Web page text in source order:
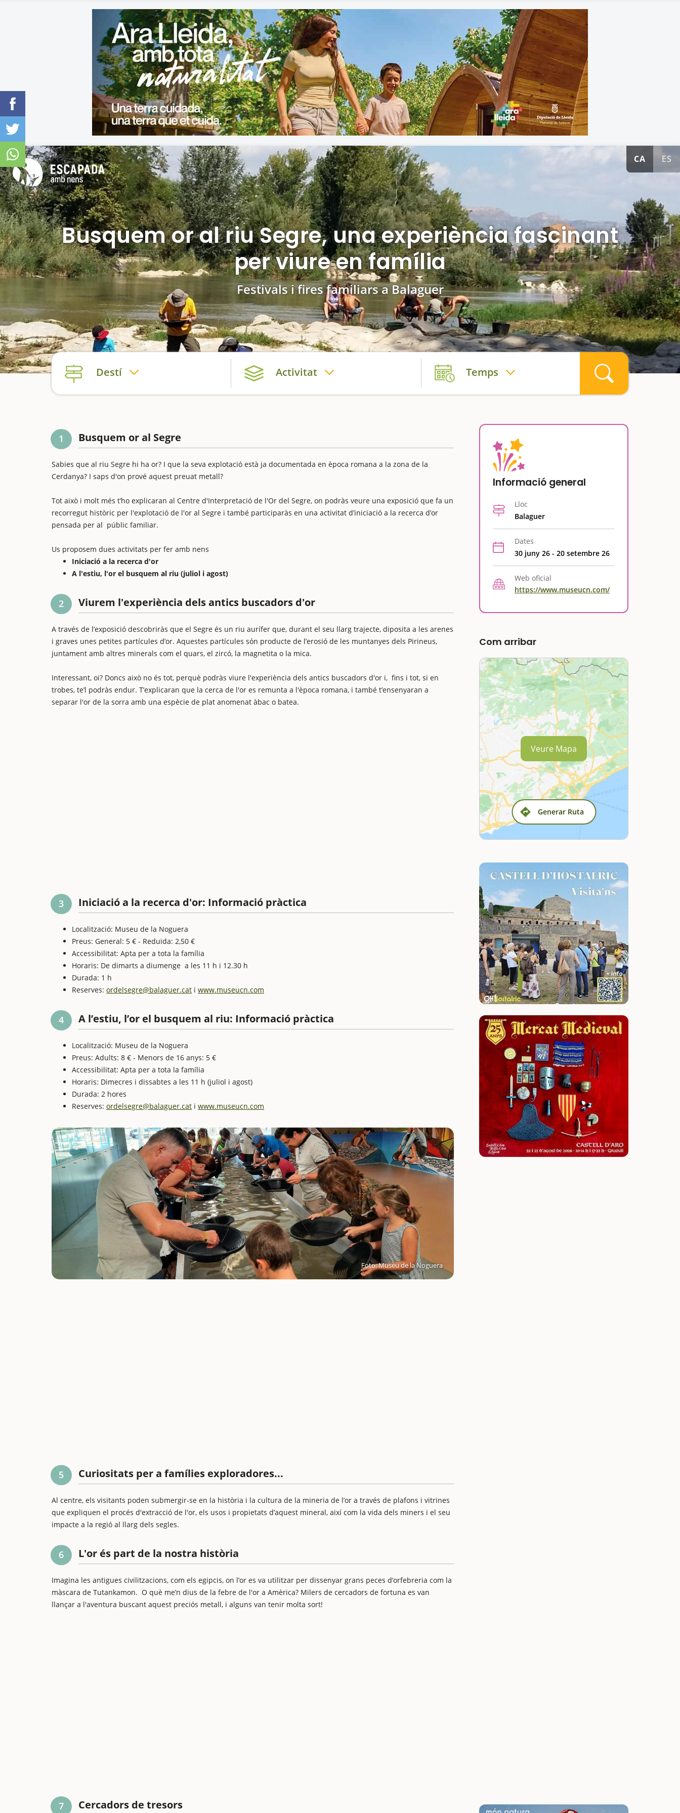
CA ES
Busquem or al riu Segre, una experiència fascinant
per viure en família
Festivals i fires familiars a Balaguer
Destí Activitat Temps
1 Busquem or al Segre
Sabies que al riu Segre hi ha or? I que la seva explotació està ja documentada en època romana a la zona de la
Cerdanya? I saps d'on prové aquest preuat metall?
Tot això i molt més t’ho explicaran al Centre d'Interpretació de l'Or del Segre, on podràs veure una exposició que fa un
recorregut històric per l'explotació de l'or al Segre i també participaràs en una activitat d’iniciació a la recerca d’or
pensada per al públic familiar.
Us proposem dues activitats per fer amb nens
Iniciació a la recerca d'or
A l'estiu, l'or el busquem al riu (juliol i agost)
2 Viurem l'experiència dels antics buscadors d'or
A través de l’exposició descobriràs que el Segre és un riu aurífer que, durant el seu llarg trajecte, diposita a les arenes
i graves unes petites partícules d’or. Aquestes partícules són producte de l’erosió de les muntanyes dels Pirineus,
juntament amb altres minerals com el quars, el zircó, la magnetita o la mica.
Interessant, oi? Doncs això no és tot, perquè podràs viure l'experiència dels antics buscadors d'or i, fins i tot, si en
trobes, te’l podràs endur. T’explicaran que la cerca de l'or es remunta a l'època romana, i també t’ensenyaran a
separar l'or de la sorra amb una espècie de plat anomenat àbac o batea.
3 Iniciació a la recerca d'or: Informació pràctica
Localització: Museu de la Noguera
Preus: General: 5 € - Reduïda: 2,50 €
Accessibilitat: Apta per a tota la família
Horaris: De dimarts a diumenge a les 11 h i 12.30 h
Durada: 1 h
Reserves: ordelsegre@balaguer.cat i www.museucn.com
4 A l’estiu, l’or el busquem al riu: Informació pràctica
Localització: Museu de la Noguera
Preus: Adults: 8 € - Menors de 16 anys: 5 €
Accessibilitat: Apta per a tota la família
Horaris: Dimecres i dissabtes a les 11 h (juliol i agost)
Durada: 2 hores
Reserves: ordelsegre@balaguer.cat i www.museucn.com
Foto: Museu de la Noguera
5 Curiositats per a famílies exploradores...
Al centre, els visitants poden submergir-se en la història i la cultura de la mineria de l’or a través de plafons i vitrines
que expliquen el procés d'extracció de l'or, els usos i propietats d’aquest mineral, així com la vida dels miners i el seu
impacte a la regió al llarg dels segles.
6 L'or és part de la nostra història
Imagina les antigues civilitzacions, com els egipcis, on l’or es va utilitzar per dissenyar grans peces d’orfebreria com la
màscara de Tutankamon. O què me’n dius de la febre de l'or a Amèrica? Milers de cercadors de fortuna es van
llançar a l'aventura buscant aquest preciós metall, i alguns van tenir molta sort!
7 Cercadors de tresors
Informació general
Lloc
Balaguer
Dates
30 juny 26 - 20 setembre 26
Web oficial
https://www.museucn.com/
Com arribar
Generar Ruta
Veure Mapa